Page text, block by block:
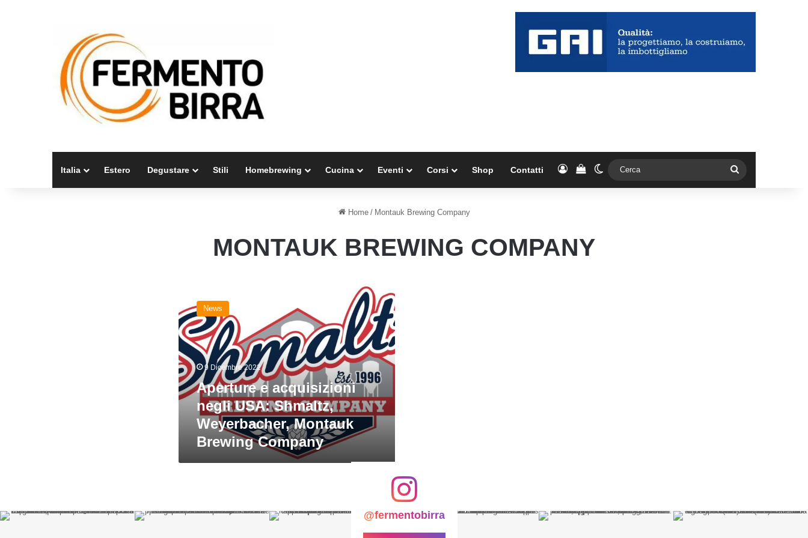
Italia Estero Degustare Stili Homebrewing Cucina Eventi Corsi Shop Contatti AccediVedi il carrello
Cambia aspetto
Home / Montauk Brewing Company
MONTAUK BREWING COMPANY
acquisizioni
negli
USA:
Shmaltz,
Weyerbacher,
Montauk
Brewing
Company
News
9 Dicembre 2022
Aperture e acquisizioni
negli USA: Shmaltz,
Weyerbacher, Montauk
Brewing Company
@fermentobirra